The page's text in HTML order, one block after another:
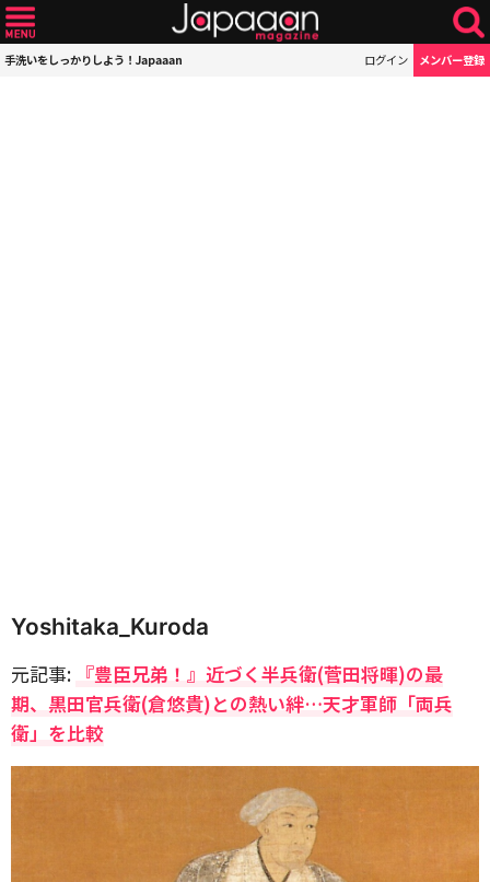
手洗いをしっかりしよう！Japaaan ログイン メンバー登録
Yoshitaka_Kuroda
元記事: 『豊臣兄弟！』近づく半兵衛(菅田将暉)の最
期、黒田官兵衛(倉悠貴)との熱い絆…天才軍師「両兵
衛」を比較